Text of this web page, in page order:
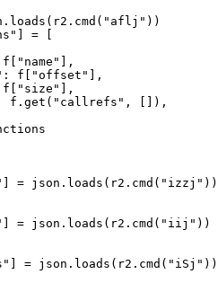
"aflj" ))
=
"name"
],
: f[ "offset"
],
"size"
],
f.get( "callrefs" , []),
= json.loads(r2.cmd( "izzj" ))
= json.loads(r2.cmd( "iij" ))
= json.loads(r2.cmd( "iSj" ))